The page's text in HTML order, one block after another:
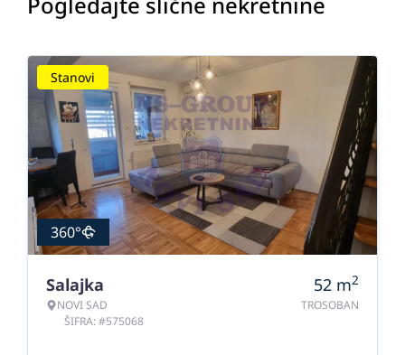
Stanovi
360°
Salajka
NOVI SAD
ŠIFRA: #575068
52 m2
TROSOBAN